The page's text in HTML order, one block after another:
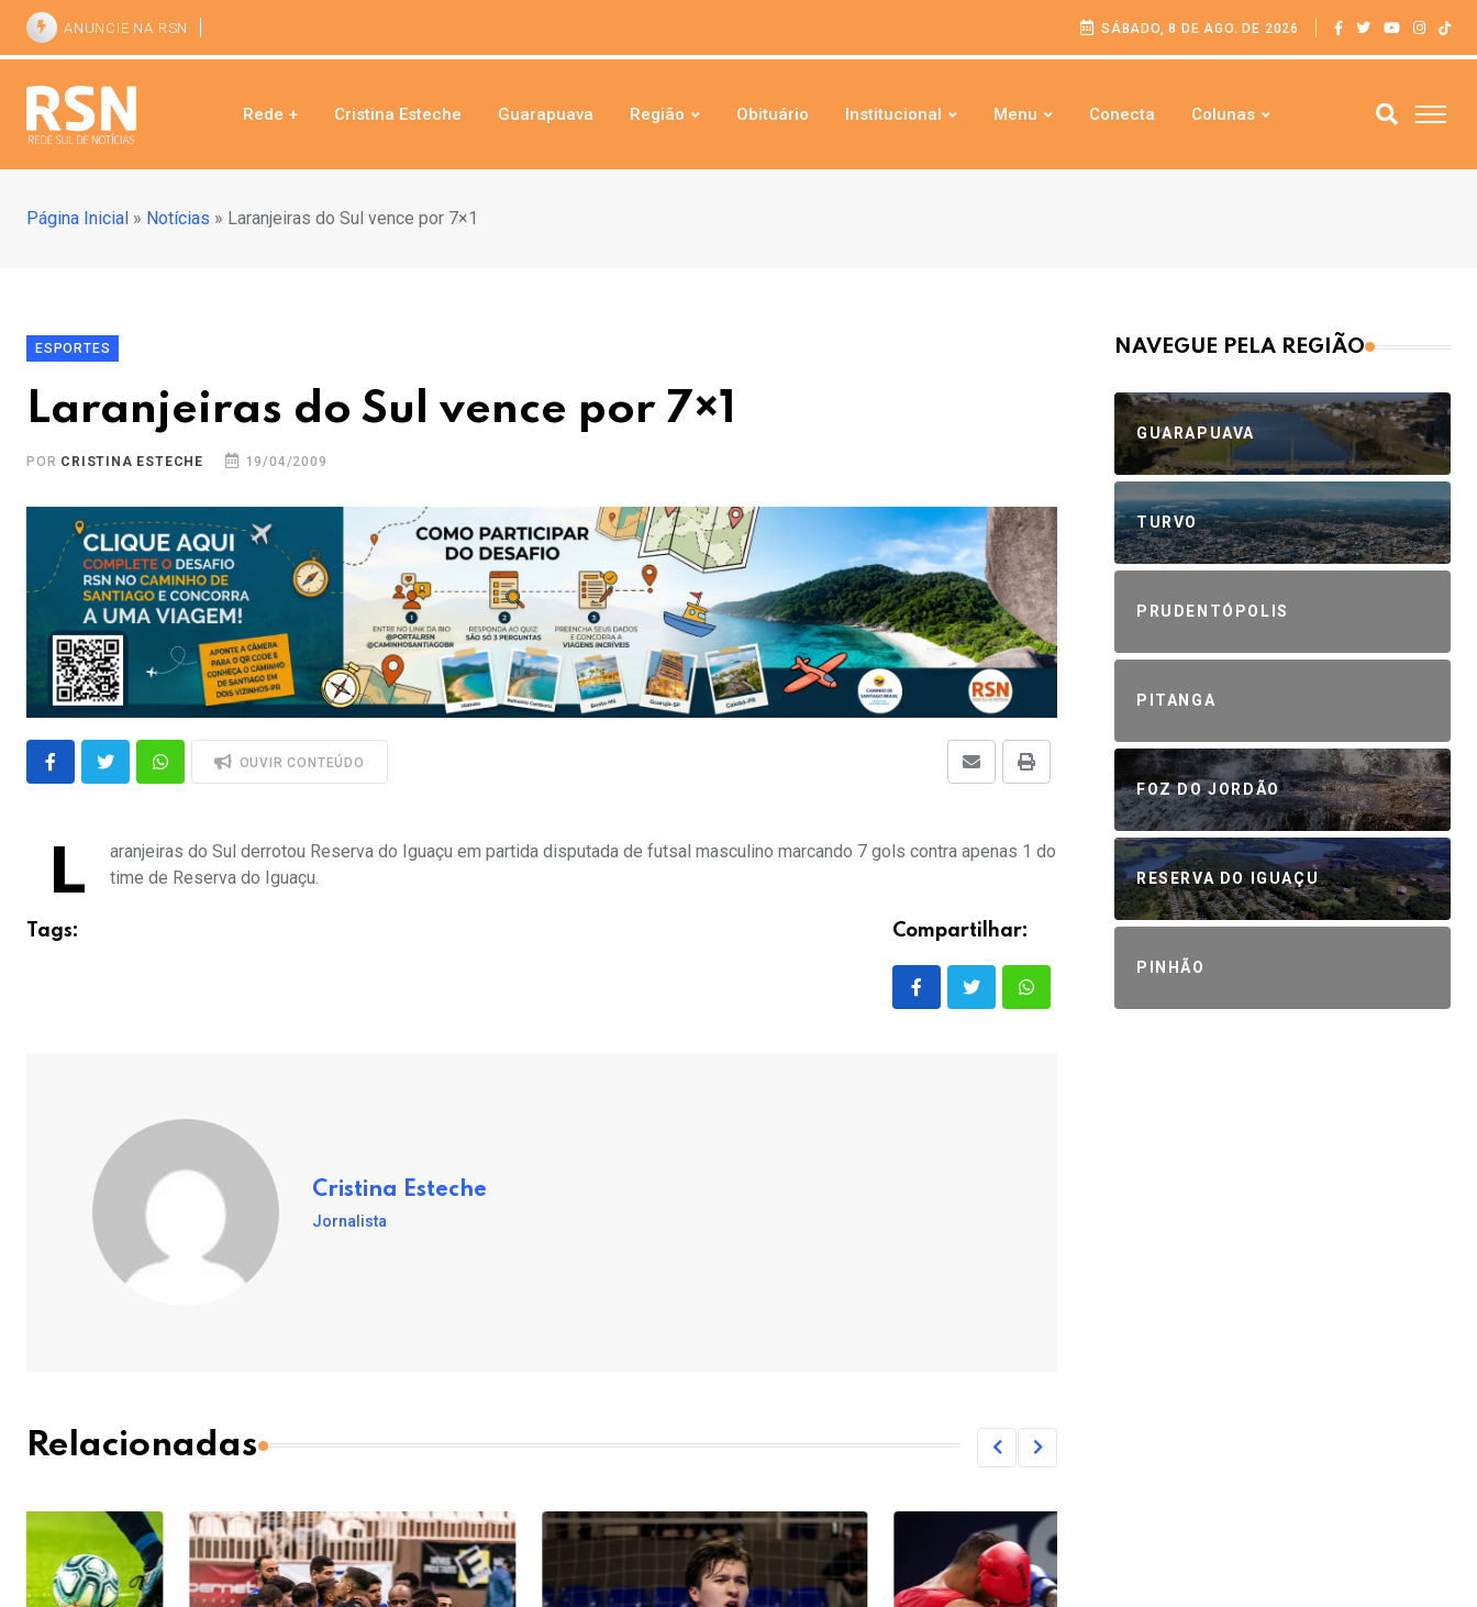
ANUNCIE NA RSN SÁBADO, 8 DE AGO. DE 2026
Rede + Cristina Esteche Guarapuava Região Obituário Institucional Menu Conecta Colunas
Página Inicial » Notícias » Laranjeiras do Sul vence por 7×1
ESPORTES
Laranjeiras do Sul vence por 7×1
POR CRISTINA ESTECHE 19/04/2009
OUVIR CONTEÚDO
L
aranjeiras do Sul derrotou Reserva do Iguaçu em partida disputada de futsal masculino marcando 7 gols contra apenas 1 do
time de Reserva do Iguaçu.
Tags: Compartilhar:
Cristina Esteche
Jornalista
Relacionadas
NAVEGUE PELA REGIÃO
GUARAPUAVA
TURVO
PRUDENTÓPOLIS
PITANGA
FOZ DO JORDÃO
RESERVA DO IGUAÇU
PINHÃO